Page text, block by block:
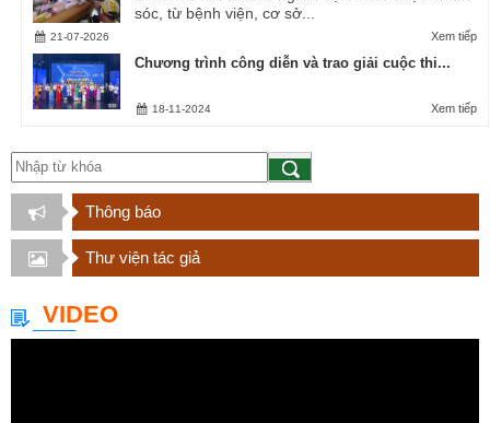
sóc, từ bệnh viện, cơ sở...
Xem tiếp
21-07-2026
Chương trình công diễn và trao giải cuộc thi...
Xem tiếp
18-11-2024
Thông báo
Thư viện tác giả
VIDEO